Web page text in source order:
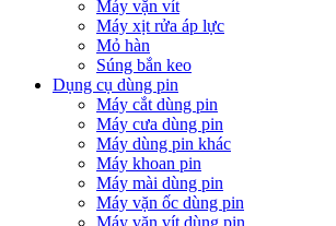
Máy vặn vít
Máy xịt rửa áp lực
Mỏ hàn
Súng bắn keo
Dụng cụ dùng pin
Máy cắt dùng pin
Máy cưa dùng pin
Máy dùng pin khác
Máy khoan pin
Máy mài dùng pin
Máy vặn ốc dùng pin
Máy vặn vít dùng pin